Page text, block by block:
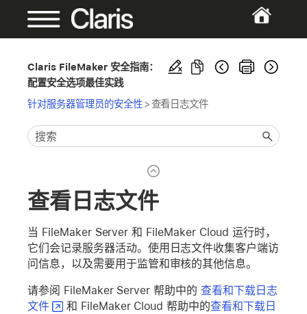
Claris FileMaker 安全指南：
配置安全选项最佳实践
针对服务器管理员的安全性 >查看日志文件
查看日志文件
当 FileMaker Server 和 FileMaker Cloud 运行时，
它们会记录服务器活动。使用日志文件收集客户端访
问信息，以及需要用于监管和审核的其他信息。
请参阅 FileMaker Server 帮助中的查看和下载日志
文件
和 FileMaker Cloud 帮助中的查看和下载日